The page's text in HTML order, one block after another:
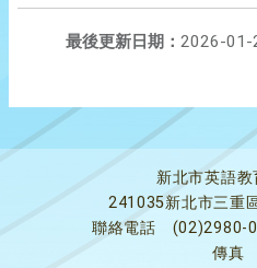
最後更新日期： 2026-01-
新北市英語
241035新北市三重
聯絡電話
(02)2980-
傳真